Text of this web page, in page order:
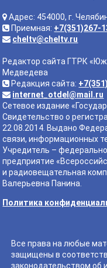
Адрес: 454000, г.
Приемная: +7(351)267-
cheltv@cheltv.ru
Редактор сайта ГТРК
Медведева
Редакция сайта:
internet_otdel@mail.ru
Сетевое издание
Свидетельство о
22.08.2014. Выдано
связи, информационных
Учредитель –
предприятие
и радиовещательная
Валерьевна Панина.
Политика
Все права на любые
защищены в
законодательством об